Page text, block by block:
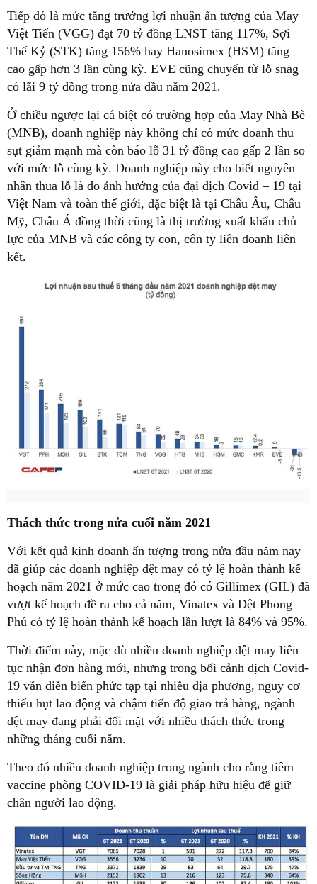
Tiếp đó là mức tăng trưởng lợi nhuận ấn tượng của May
Việt Tiến (VGG) đạt 70 tỷ đồng LNST tăng 117%, Sợi
Thế Kỷ (STK) tăng 156% hay Hanosimex (HSM) tăng
cao gấp hơn 3 lần cùng kỳ. EVE cũng chuyển từ lỗ snag
có lãi 9 tỷ đồng trong nửa đầu năm 2021.
Ở chiều ngược lại cá biệt có trường hợp của May Nhà Bè
(MNB), doanh nghiệp này không chỉ có mức doanh thu
sụt giảm mạnh mà còn báo lỗ 31 tỷ đồng cao gấp 2 lần so
với mức lỗ cùng kỳ. Doanh nghiệp này cho biết nguyên
nhân thua lỗ là do ảnh hưởng của đại dịch Covid – 19 tại
Việt Nam và toàn thế giới, đặc biệt là tại Châu Âu, Châu
Mỹ, Châu Á đồng thời cũng là thị trường xuất khẩu chủ
lực của MNB và các công ty con, côn ty liên doanh liên
kết.
Thách thức trong nửa cuối năm 2021
Với kết quả kinh doanh ấn tượng trong nửa đầu năm nay
đã giúp các doanh nghiệp dệt may có tỷ lệ hoàn thành kế
hoạch năm 2021 ở mức cao trong đó có Gillimex (GIL) đã
vượt kế hoạch đề ra cho cả năm, Vinatex và Dệt Phong
Phú có tỷ lệ hoàn thành kế hoạch lần lượt là 84% và 95%.
Thời điểm này, mặc dù nhiều doanh nghiệp dệt may liên
tục nhận đơn hàng mới, nhưng trong bối cảnh dịch Covid-
19 vẫn diễn biến phức tạp tại nhiều địa phương, nguy cơ
thiếu hụt lao động và chậm tiến độ giao trả hàng, ngành
dệt may đang phải đối mặt với nhiều thách thức trong
những tháng cuối năm.
Theo đó nhiều doanh nghiệp trong ngành cho rằng tiêm
vaccine phòng COVID-19 là giải pháp hữu hiệu để giữ
chân người lao động.